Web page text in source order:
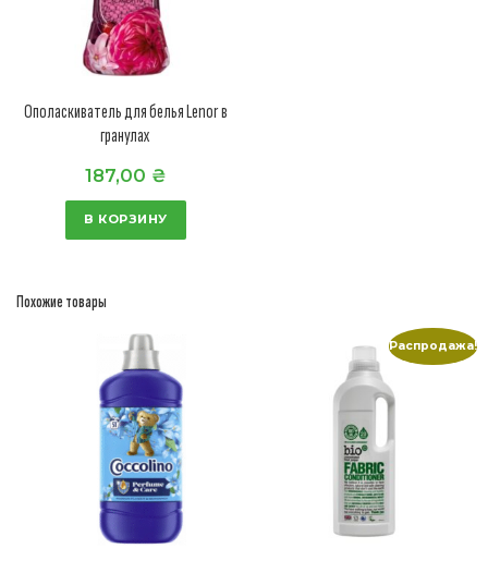
Ополаскиватель для белья Lenor в
гранулах
187,00 ₴
В КОРЗИНУ
Похожие товары
Распродажа!